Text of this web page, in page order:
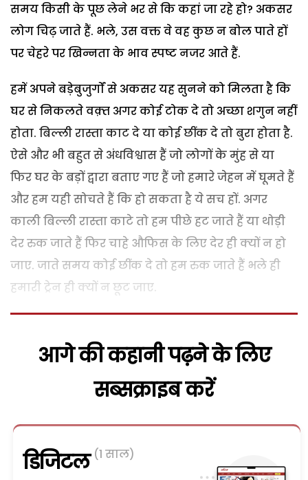
समय किसी के पूछ लेने भर से कि कहां जा रहे हो? अकसर
लोग चिढ़ जाते हैं. भले, उस वक्त वे वह कुछ न बोल पाते हों
पर चेहरे पर खिन्नता के भाव स्पष्ट नजर आते हैं.
हमें अपने बड़ेबुजुर्गों से अकसर यह सुनने को मिलता है कि
घर से निकलते वक़्त अगर कोई टोक दे तो अच्छा शगुन नहीं
होता. बिल्ली रास्ता काट दे या कोई छींक दे तो बुरा होता है.
ऐसे और भी बहुत से अंधविश्वास हैं जो लोगों के मुंह से या
फिर घर के बड़ों द्वारा बताए गए हैं जो हमारे जेहन में घूमते हैं
और हम यही सोचते हैं कि हो सकता है ये सच हों. अगर
काली बिल्ली रास्ता काटे तो हम पीछे हट जाते हैं या थोड़ी
देर रुक जाते हैं फिर चाहे औफिस के लिए देर ही क्यों न हो
जाए. जाते समय कोई छींक दे तो हम रुक जाते हैं भले ही
हमारी ट्रेन ही क्यों न छूट जाए.
आगे की कहानी पढ़ने के लिए
सब्सक्राइब करें
डिजिटल (1 साल)